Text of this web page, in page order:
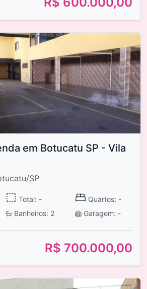
em Botucatu SP - Vila
SP
Total: -
Quartos: -
Banheiros: 2 Garagem: -
R$ 700.000,00